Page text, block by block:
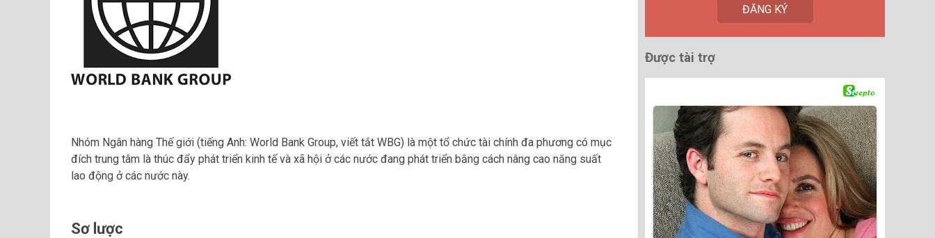
Nhóm Ngân hàng Thế giới (tiếng Anh: World Bank Group, viết tắt WBG) là một tổ chức tài chính đa phương có mục
đích trung tâm là thúc đẩy phát triển kinh tế và xã hội ở các nước đang phát triển bằng cách nâng cao năng suất
lao động ở các nước này.
Sơ lược
Được tài trợ